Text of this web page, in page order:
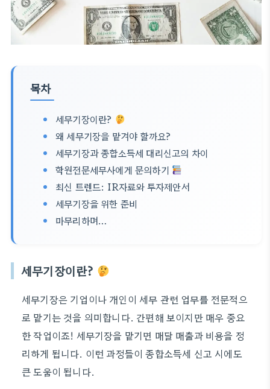
목차
세무기장이란?
왜 세무기장을 맡겨야 할까요?
세무기장과 종합소득세 대리신고의 차이
학원전문세무사에게 문의하기
최신 트렌드: IR자료와 투자제안서
세무기장을 위한 준비
마무리하며…
세무기장이란?
세무기장은 기업이나 개인이 세무 관련 업무를 전문적으
로 맡기는 것을 의미합니다. 간편해 보이지만 매우 중요
한 작업이죠! 세무기장을 맡기면 매달 매출과 비용을 정
리하게 됩니다. 이런 과정들이 종합소득세 신고 시에도
큰 도움이 됩니다.